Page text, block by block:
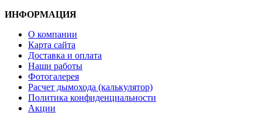
ИНФОРМАЦИЯ
О компании
Карта сайта
Доставка и оплата
Наши работы
Фотогалерея
Расчет дымохода (калькулятор)
Политика конфиденциальности
Акции